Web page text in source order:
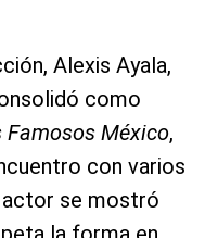
Alexis Ayala,
como
Famosos México,
con varios
actor se mostró